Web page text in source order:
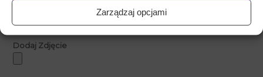
Zarządzaj opcjami
Dodaj Zdjęcie